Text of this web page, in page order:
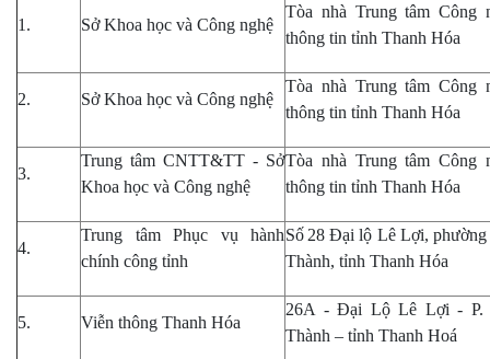
1. Sở Khoa học và Công nghệ
Tòa nhà Trung tâm Công
thông tin tỉnh Thanh Hóa
2. Sở Khoa học và Công nghệ
Tòa nhà Trung tâm Công
thông tin tỉnh Thanh Hóa
3.
Trung tâm CNTT&TT - Sở
Khoa học và Công nghệ
Tòa nhà Trung tâm Công
thông tin tỉnh Thanh Hóa
4.
Trung tâm Phục vụ hành
chính công tỉnh
Số 28 Đại lộ Lê Lợi, phường
Thành, tỉnh Thanh Hóa
5. Viễn thông Thanh Hóa
26A - Đại Lộ Lê Lợi - P.
Thành – tỉnh Thanh Hoá